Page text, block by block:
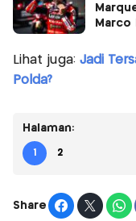
Marco
Lihat juga: Jadi
Polda?
Halaman:
1 2
Share